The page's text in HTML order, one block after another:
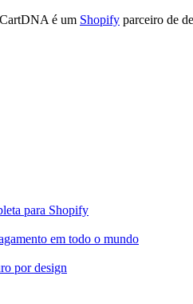
CartDNA é um Shopify parceiro de
para Shopify
em todo o mundo
por design